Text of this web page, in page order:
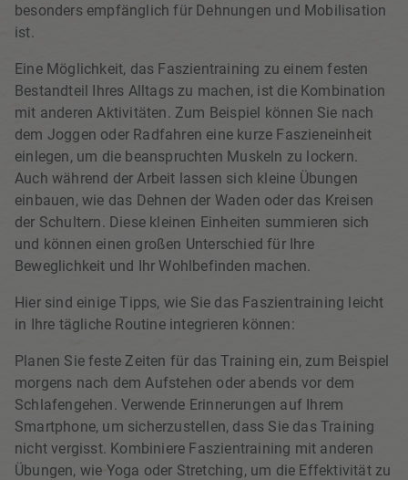
besonders empfänglich für Dehnungen und Mobilisation
ist.
Eine Möglichkeit, das Faszientraining zu einem festen
Bestandteil Ihres Alltags zu machen, ist die Kombination
mit anderen Aktivitäten. Zum Beispiel können Sie nach
dem Joggen oder Radfahren eine kurze Faszieneinheit
einlegen, um die beanspruchten Muskeln zu lockern.
Auch während der Arbeit lassen sich kleine Übungen
einbauen, wie das Dehnen der Waden oder das Kreisen
der Schultern. Diese kleinen Einheiten summieren sich
und können einen großen Unterschied für Ihre
Beweglichkeit und Ihr Wohlbefinden machen.
Hier sind einige Tipps, wie Sie das Faszientraining leicht
in Ihre tägliche Routine integrieren können:
Planen Sie feste Zeiten für das Training ein, zum Beispiel
morgens nach dem Aufstehen oder abends vor dem
Schlafengehen. Verwende Erinnerungen auf Ihrem
Smartphone, um sicherzustellen, dass Sie das Training
nicht vergisst. Kombiniere Faszientraining mit anderen
Übungen, wie Yoga oder Stretching, um die Effektivität zu